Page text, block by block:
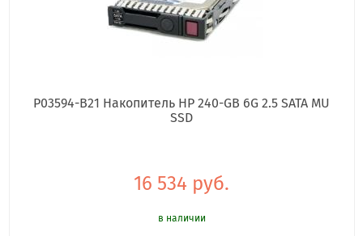
P03594-B21 Накопитель HP 240-GB 6G 2.5 SATA MU
SSD
16 534 руб.
в наличии